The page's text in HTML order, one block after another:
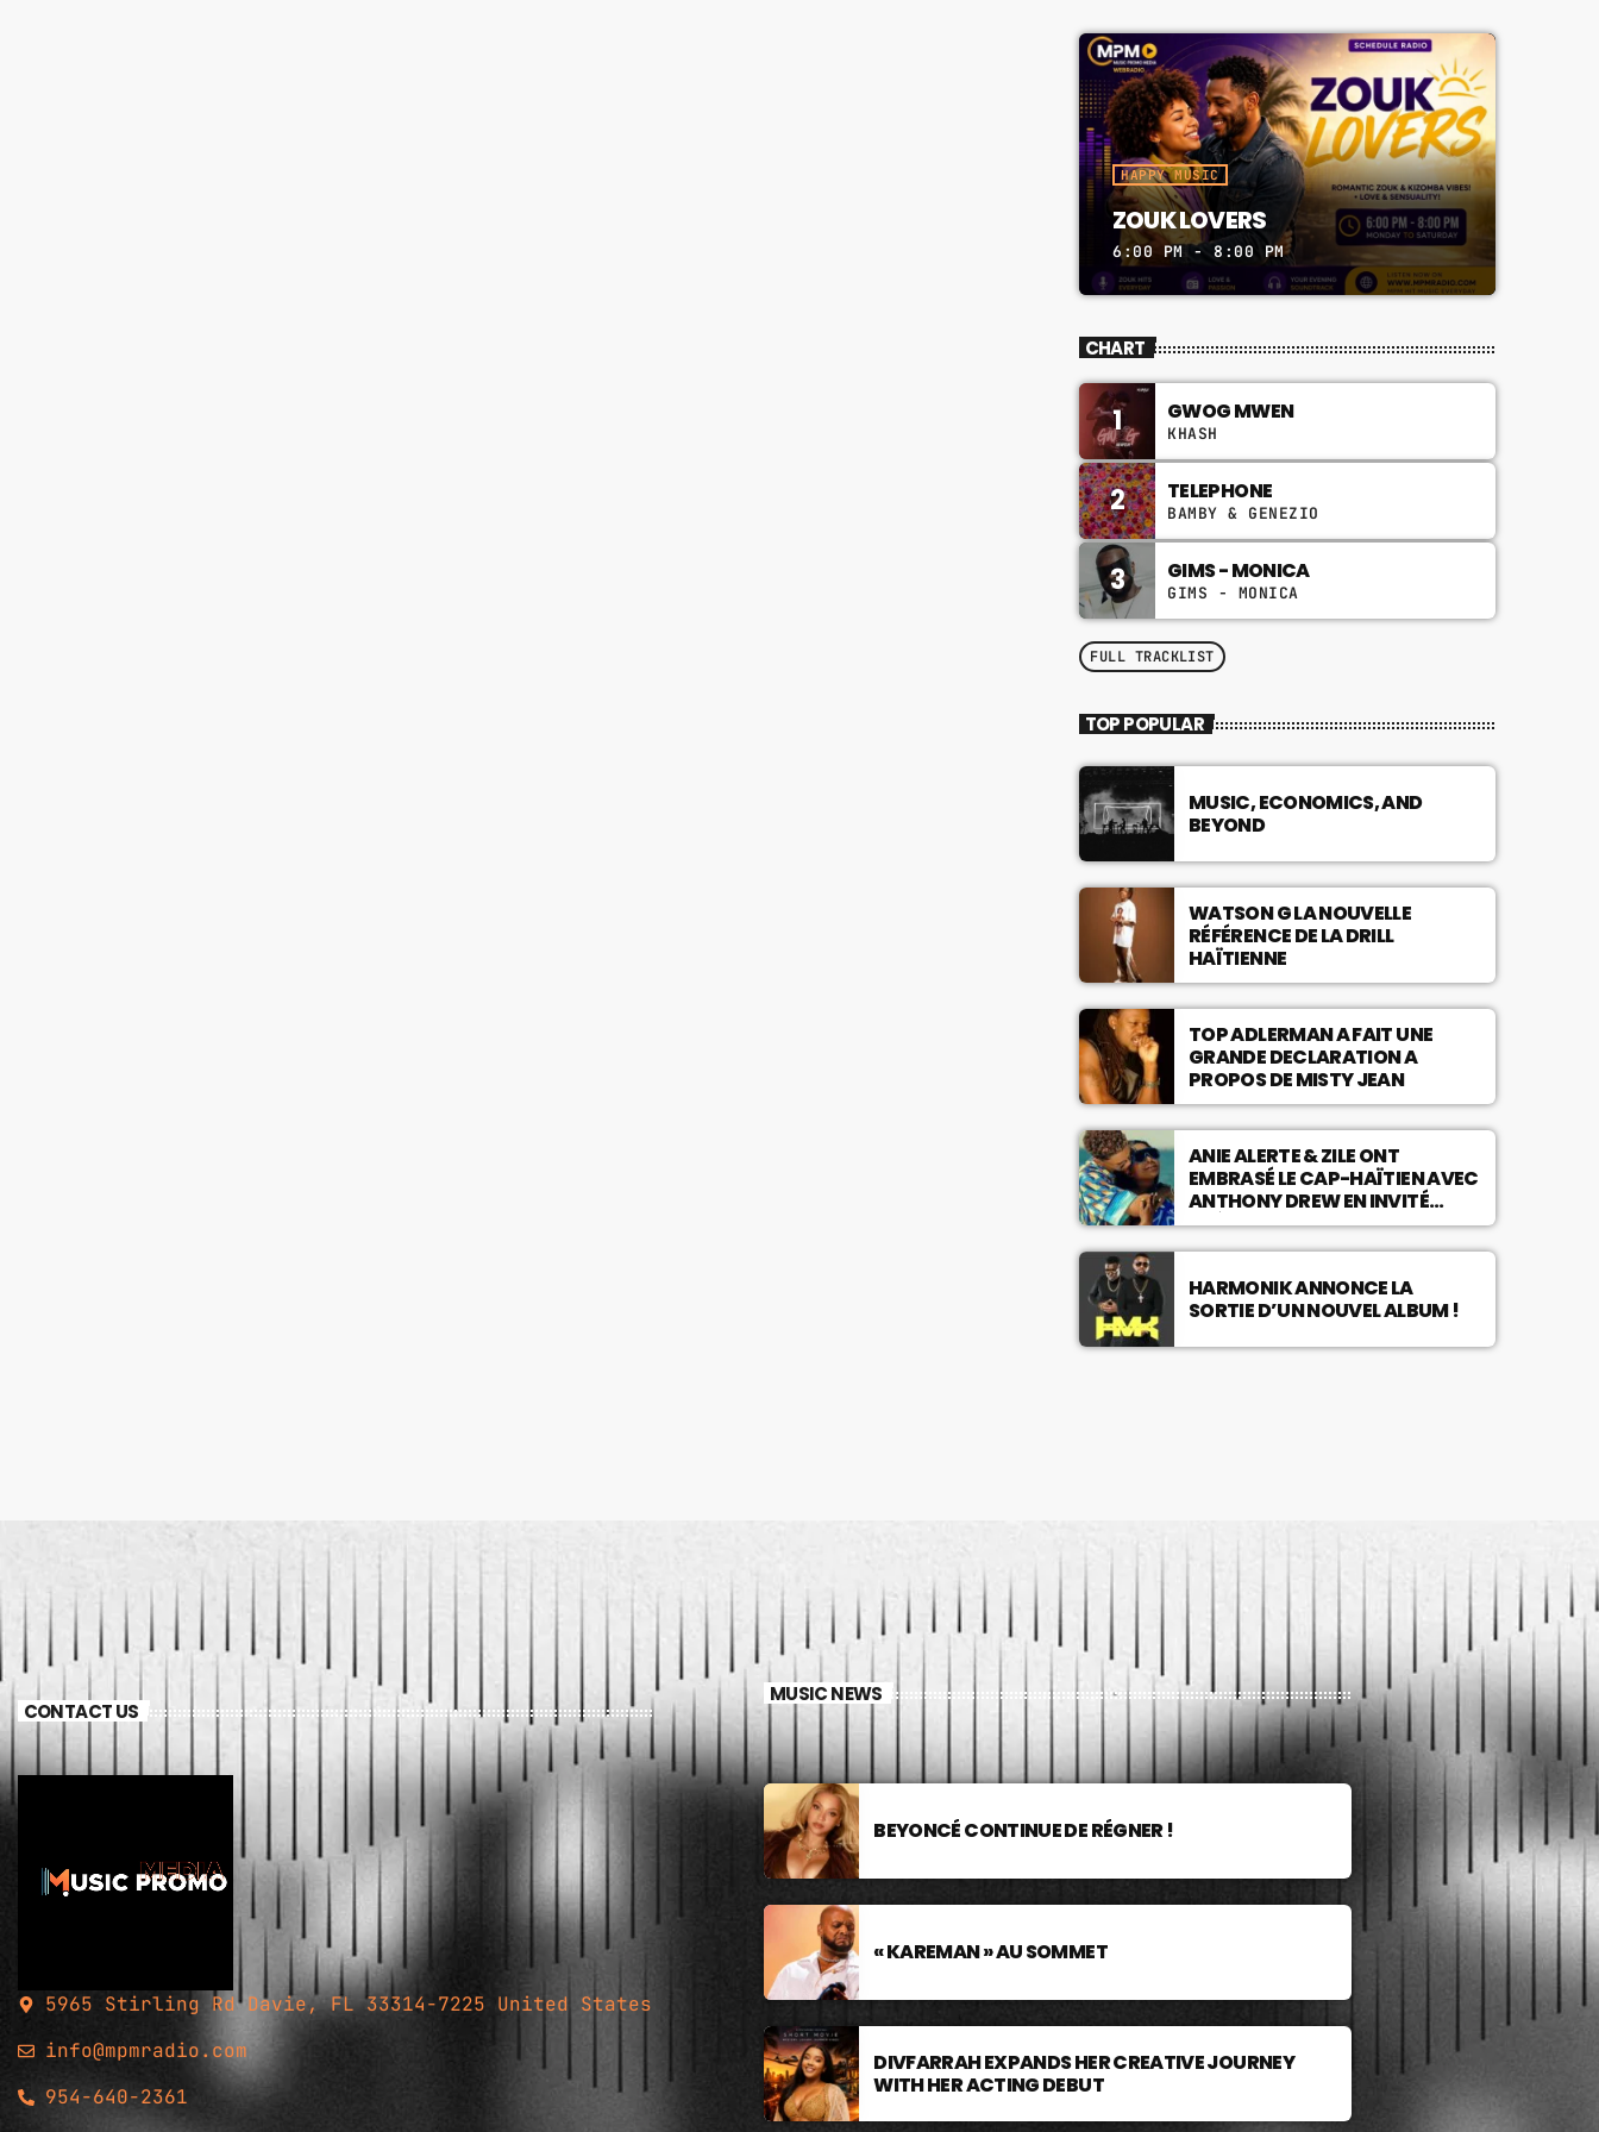
HAPPY MUSIC
ZOUK LOVERS
6:00 PM - 8:00 PM
CHART
1 GWOG MWEN
KHASH
2 TELEPHONE
BAMBY & GENEZIO
3 GIMS - MONICA
GIMS - MONICA
FULL TRACKLIST
TOP POPULAR
MUSIC, ECONOMICS, AND
BEYOND
WATSON G LA NOUVELLE
RÉFÉRENCE DE LA DRILL
HAÏTIENNE
TOP ADLERMAN A FAIT UNE
GRANDE DECLARATION A
PROPOS DE MISTY JEAN
ANIE ALERTE & ZILE ONT
EMBRASÉ LE CAP-HAÏTIEN AVEC
ANTHONY DREW EN INVITÉ
SPÉCIAL !
HARMONIK ANNONCE LA
SORTIE D’UN NOUVEL ALBUM !
CONTACT US
5965 Stirling Rd Davie, FL 33314-7225 United States
info@mpmradio.com
954-640-2361
MUSIC NEWS
BEYONCÉ CONTINUE DE RÉGNER !
« KAREMAN » AU SOMMET
DIVFARRAH EXPANDS HER CREATIVE JOURNEY
WITH HER ACTING DEBUT